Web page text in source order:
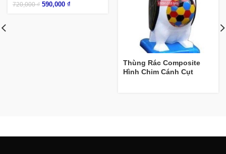
720,000₫ 590,000 ₫
Thùng Rác Composite
Hình Chim Cánh Cụt